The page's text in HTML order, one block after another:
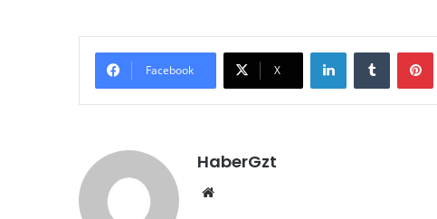
Facebook X
LinkedInTumblr
HaberGzt